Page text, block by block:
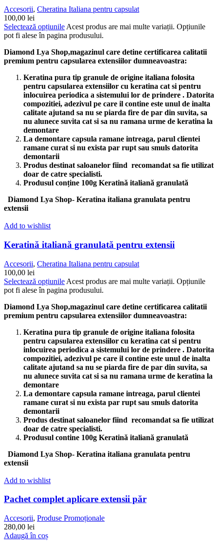
Accesorii, Cheratina Italiana pentru capsulat
100,00 lei
Selectează opțiunile Acest produs are mai multe variații. Opțiunile
pot fi alese în pagina produsului.
Diamond Lya Shop,magazinul care detine certificarea calitatii
premium pentru capsularea extensiilor dumneavoastra:
Keratina pura tip granule de origine italiana folosita
pentru capsularea extensiilor cu keratina cat si pentru
inlocuirea periodica a sistemului lor de prindere . Datorita
compozitiei, adezivul pe care il contine este unul de inalta
calitate ajutand sa nu se piarda fire de par din suvita, sa
nu alunece suvita cat si sa nu ramana urme de keratina la
demontare
La demontare capsula ramane intreaga, parul clientei
ramane curat si nu exista par rupt sau smuls datorita
demontarii
Produs destinat saloanelor fiind recomandat sa fie utilizat
doar de catre specialisti.
Produsul conține 100g Keratină italiană granulată
Diamond Lya Shop- Keratina italiana granulata pentru
extensii
Add to wishlist
Keratină italiană granulată pentru extensii
Accesorii, Cheratina Italiana pentru capsulat
100,00 lei
Selectează opțiunile Acest produs are mai multe variații. Opțiunile
pot fi alese în pagina produsului.
Diamond Lya Shop,magazinul care detine certificarea calitatii
premium pentru capsularea extensiilor dumneavoastra:
Keratina pura tip granule de origine italiana folosita
pentru capsularea extensiilor cu keratina cat si pentru
inlocuirea periodica a sistemului lor de prindere . Datorita
compozitiei, adezivul pe care il contine este unul de inalta
calitate ajutand sa nu se piarda fire de par din suvita, sa
nu alunece suvita cat si sa nu ramana urme de keratina la
demontare
La demontare capsula ramane intreaga, parul clientei
ramane curat si nu exista par rupt sau smuls datorita
demontarii
Produs destinat saloanelor fiind recomandat sa fie utilizat
doar de catre specialisti.
Produsul contine 100g Keratină italiană granulată
Diamond Lya Shop- Keratina italiana granulata pentru
extensii
Add to wishlist
Pachet complet aplicare extensii păr
Accesorii, Produse Promoționale
280,00 lei
Adaugă în coș